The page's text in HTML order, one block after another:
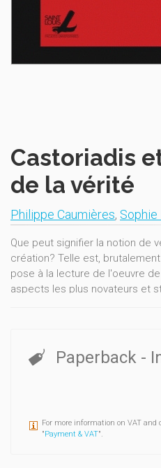
Castoriadis
de la vérité
Philippe Caumières, Sophie
Que peut signifier la notion de
création? Telle est,
pose à la lecture de l'oeuvre
aspects les plus novateurs et
spécifient notamment ce qui
indiquant par là ce qu'il
mise en cause, souligne que
Paperback -
For more information on VAT and
"Payment & VAT".